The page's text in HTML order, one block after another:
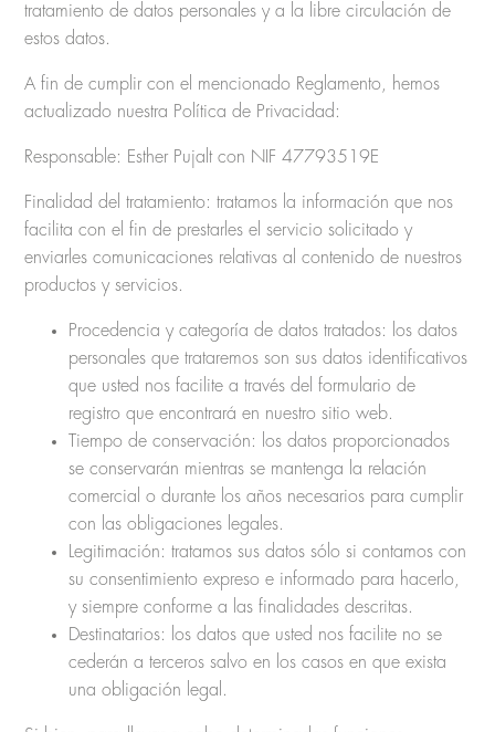
tratamiento de datos personales y a la libre circulación de
estos datos.
A fin de cumplir con el mencionado Reglamento, hemos
actualizado nuestra Política de Privacidad:
Responsable: Esther Pujalt con NIF 47793519E
Finalidad del tratamiento: tratamos la información que nos
facilita con el fin de prestarles el servicio solicitado y
enviarles comunicaciones relativas al contenido de nuestros
productos y servicios.
Procedencia y categoría de datos tratados: los datos
personales que trataremos son sus datos identificativos
que usted nos facilite a través del formulario de
registro que encontrará en nuestro sitio web.
Tiempo de conservación: los datos proporcionados
se conservarán mientras se mantenga la relación
comercial o durante los años necesarios para cumplir
con las obligaciones legales.
Legitimación: tratamos sus datos sólo si contamos con
su consentimiento expreso e informado para hacerlo,
y siempre conforme a las finalidades descritas.
Destinatarios: los datos que usted nos facilite no se
cederán a terceros salvo en los casos en que exista
una obligación legal.